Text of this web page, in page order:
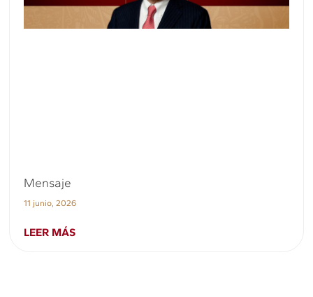
Mensaje
11 junio, 2026
LEER MÁS